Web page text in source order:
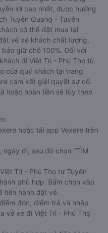
lợi cao nhất, được hưởng
Tuyên Quang - Tuyên
có thể đặt mua tại
vé xe khách chất lượng,
giữ chỗ 100%. Đối với
đi Việt Trì - Phú Thọ từ
của quý khách tại trang
cam kết giải quyết sự cố.
hoặc hoàn tiền sẽ tùy theo
hoặc tải app Vexere trên
đi, sau đó chọn “TÌM
Trì - Phú Thọ từ Tuyên
phù hợp. Bấm chọn vào
tiến hành đặt vé.
đón, điểm trả và nhập
vé xe đi Việt Trì - Phú Thọ